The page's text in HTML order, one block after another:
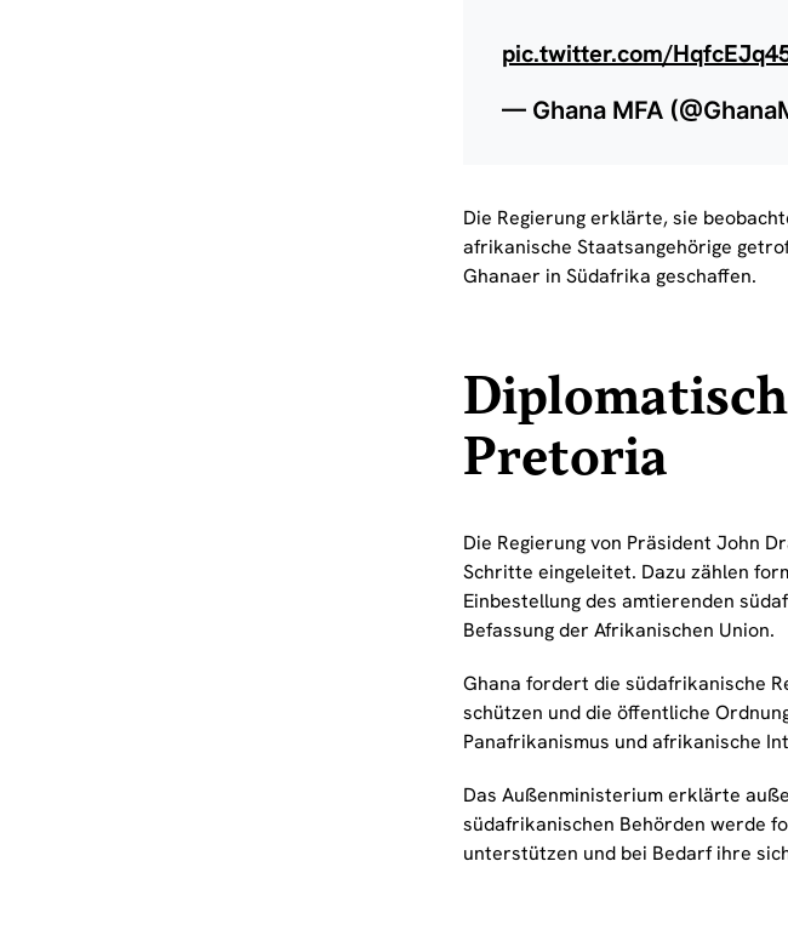
pic.twitter.com/
— Ghana MFA
Die Regierung erklärte, sie
afrikanische Staatsangehörige
Ghanaer in Südafrika geschaffen.
Pretoria
Die Regierung von Präsident John
Schritte eingeleitet. Dazu zählen
Einbestellung des amtierenden
Befassung der Afrikanischen Union.
Ghana fordert die südafrikanische
schützen und die öffentliche
Panafrikanismus und afrikanische
Das Außenministerium erklärte
südafrikanischen Behörden werde
unterstützen und bei Bedarf ihre